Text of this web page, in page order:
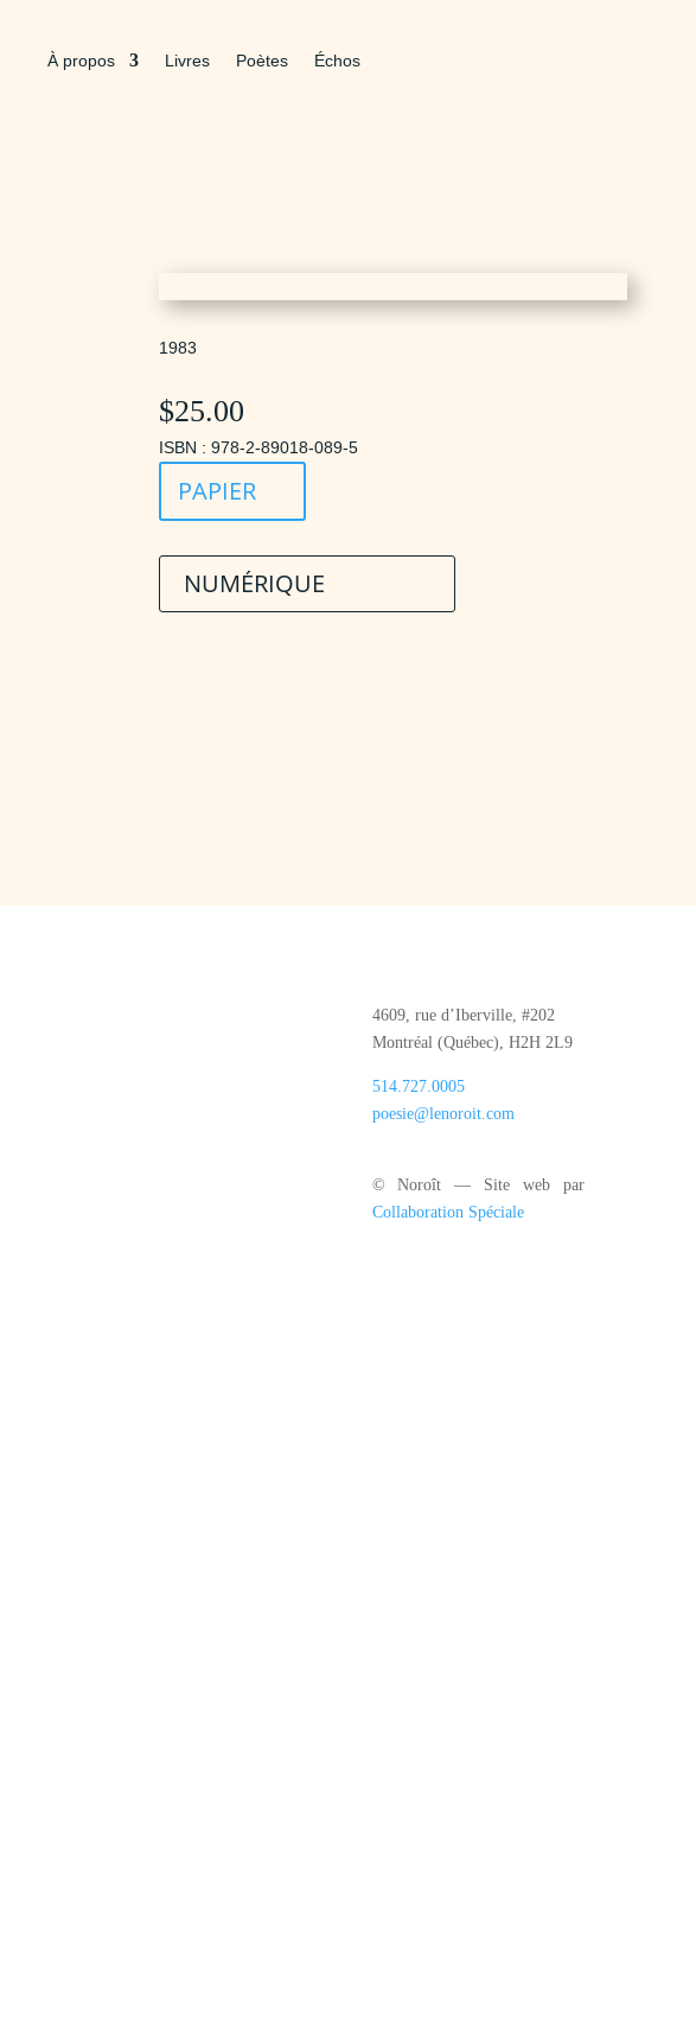
À propos Livres Poètes Échos
1983
$25.00
ISBN : 978-2-89018-089-5
PAPIER
NUMÉRIQUE
4609, rue d’Iberville, #202
Montréal (Québec), H2H 2L9
514.727.0005
poesie@lenoroit.com
© Noroît — Site web par
Collaboration Spéciale